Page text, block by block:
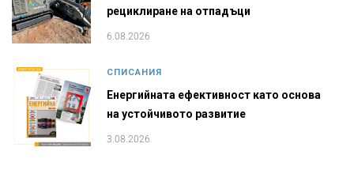
рециклиране на отпадъци
6.08.2026
СПИСАНИЯ
Енергийната ефективност като основа
на устойчивото развитие
3.08.2026